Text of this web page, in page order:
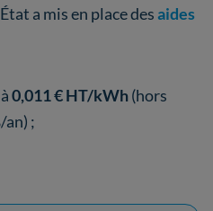
a mis en place desaides
0,011 € HT/kWh(hors
an) ;